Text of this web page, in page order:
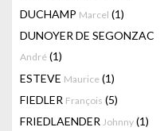
DUCHAMP Marcel (1)
DUNOYER DE SEGONZAC
André (1)
ESTEVE Maurice (1)
FIEDLER François (5)
FRIEDLAENDER Johnny (1)